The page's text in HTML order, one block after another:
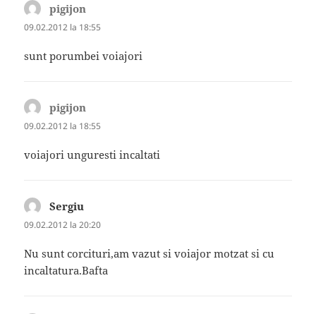
pigijon
09.02.2012 la 18:55
sunt porumbei voiajori
pigijon
09.02.2012 la 18:55
voiajori unguresti incaltati
Sergiu
09.02.2012 la 20:20
Nu sunt corcituri,am vazut si voiajor motzat si cu
incaltatura.Bafta